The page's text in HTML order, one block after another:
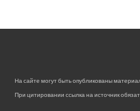
На сайте могут быть опубликованы
При цитировании ссылка на источник